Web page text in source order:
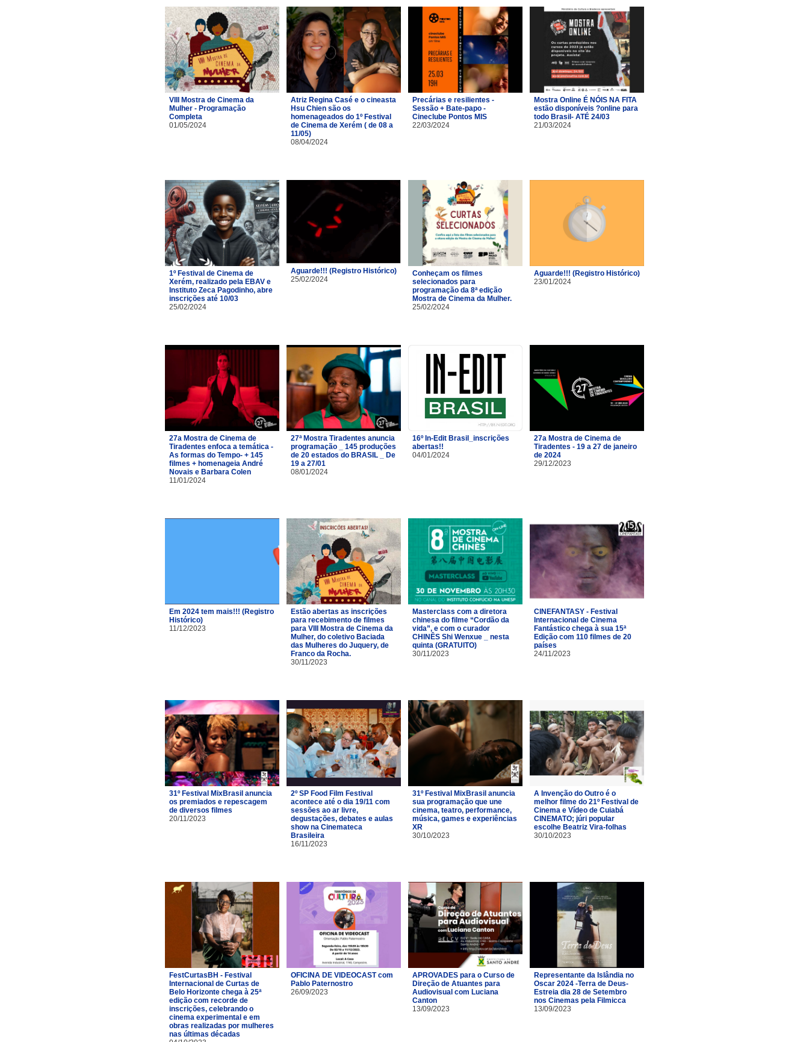
VIII Mostra de Cinema da
Mulher - Programação
Completa
01/05/2024
Atriz Regina Casé e o cineasta
Hsu Chien são os
homenageados do 1º Festival
de Cinema de Xerém ( de 08 a
11/05)
08/04/2024
Precárias e resilientes -
Sessão + Bate-papo -
Cineclube Pontos MIS
22/03/2024
Mostra Online É NÓIS NA FITA
estão disponíveis ?online para
todo Brasil- ATÉ 24/03
21/03/2024
1º Festival de Cinema de
Xerém, realizado pela EBAV e
Instituto Zeca Pagodinho, abre
inscrições até 10/03
25/02/2024
Aguarde!!! (Registro Histórico)
25/02/2024
Conheçam os filmes
selecionados para
programação da 8ª edição
Mostra de Cinema da Mulher.
25/02/2024
Aguarde!!! (Registro Histórico)
23/01/2024
27a Mostra de Cinema de
Tiradentes enfoca a temática -
As formas do Tempo- + 145
filmes + homenageia André
Novais e Barbara Colen
11/01/2024
27ª Mostra Tiradentes anuncia
programação _ 145 produções
de 20 estados do BRASIL _ De
19 a 27/01
08/01/2024
16º In-Edit Brasil_inscrições
abertas!!
04/01/2024
27a Mostra de Cinema de
Tiradentes - 19 a 27 de janeiro
de 2024
29/12/2023
Em 2024 tem mais!!! (Registro
Histórico)
11/12/2023
Estão abertas as inscrições
para recebimento de filmes
para VIII Mostra de Cinema da
Mulher, do coletivo Baciada
das Mulheres do Juquery, de
Franco da Rocha.
30/11/2023
Masterclass com a diretora
chinesa do filme “Cordão da
vida”, e com o curador
CHINÊS Shi Wenxue _ nesta
quinta (GRATUITO)
30/11/2023
CINEFANTASY - Festival
Internacional de Cinema
Fantástico chega à sua 15ª
Edição com 110 filmes de 20
países
24/11/2023
31º Festival MixBrasil anuncia
os premiados e repescagem
de diversos filmes
20/11/2023
2º SP Food Film Festival
acontece até o dia 19/11 com
sessões ao ar livre,
degustações, debates e aulas
show na Cinemateca
Brasileira
16/11/2023
31º Festival MixBrasil anuncia
sua programação que une
cinema, teatro, performance,
música, games e experiências
XR
30/10/2023
A Invenção do Outro é o
melhor filme do 21º Festival de
Cinema e Vídeo de Cuiabá
CINEMATO; júri popular
escolhe Beatriz Vira-folhas
30/10/2023
FestCurtasBH - Festival
Internacional de Curtas de
Belo Horizonte chega à 25ª
edição com recorde de
inscrições, celebrando o
cinema experimental e em
obras realizadas por mulheres
nas últimas décadas
OFICINA DE VIDEOCAST com
Pablo Paternostro
26/09/2023
APROVADES para o Curso de
Direção de Atuantes para
Audiovisual com Luciana
Canton
13/09/2023
Representante da Islândia no
Oscar 2024 -Terra de Deus-
Estreia dia 28 de Setembro
nos Cinemas pela Filmicca
13/09/2023